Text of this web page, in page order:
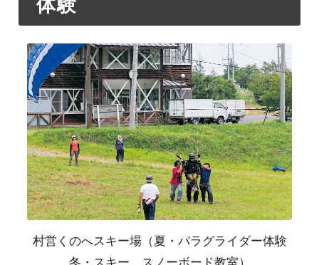
村営くのへスキー場（夏・パラグライダー体験